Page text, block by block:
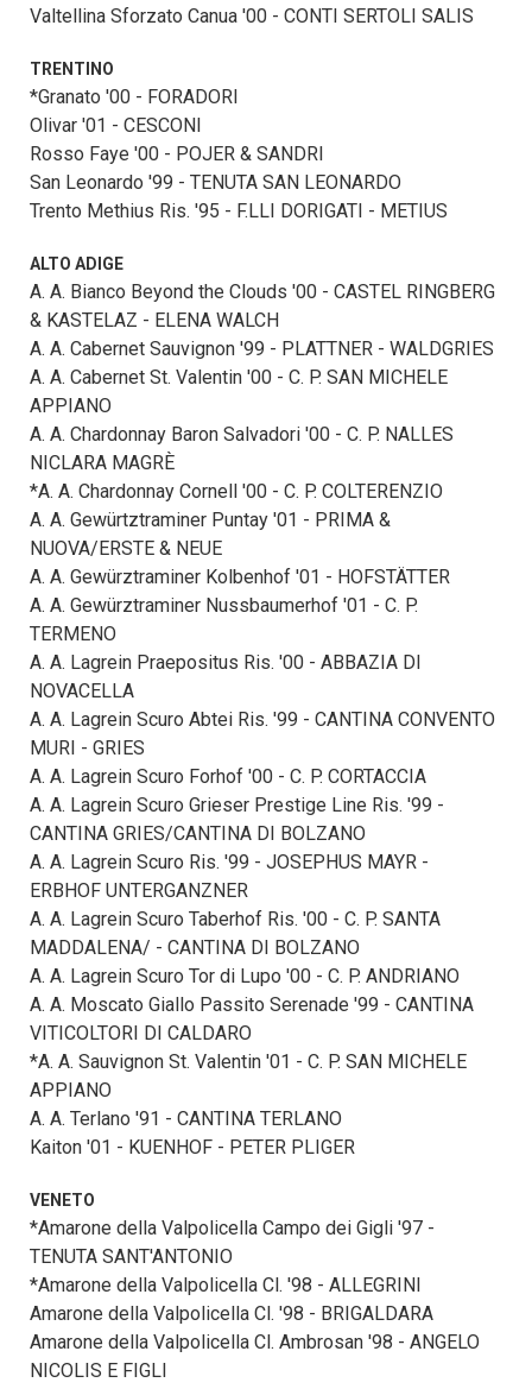
Valtellina Sforzato Canua '00 - CONTI SERTOLI SALIS
TRENTINO
*Granato '00 - FORADORI
Olivar '01 - CESCONI
Rosso Faye '00 - POJER & SANDRI
San Leonardo '99 - TENUTA SAN LEONARDO
Trento Methius Ris. '95 - F.LLI DORIGATI - METIUS
ALTO ADIGE
A. A. Bianco Beyond the Clouds '00 - CASTEL RINGBERG
& KASTELAZ - ELENA WALCH
A. A. Cabernet Sauvignon '99 - PLATTNER - WALDGRIES
A. A. Cabernet St. Valentin '00 - C. P. SAN MICHELE
APPIANO
A. A. Chardonnay Baron Salvadori '00 - C. P. NALLES
NICLARA MAGRÈ
*A. A. Chardonnay Cornell '00 - C. P. COLTERENZIO
A. A. Gewürtztraminer Puntay '01 - PRIMA &
NUOVA/ERSTE & NEUE
A. A. Gewürztraminer Kolbenhof '01 - HOFSTÄTTER
A. A. Gewürztraminer Nussbaumerhof '01 - C. P.
TERMENO
A. A. Lagrein Praepositus Ris. '00 - ABBAZIA DI
NOVACELLA
A. A. Lagrein Scuro Abtei Ris. '99 - CANTINA CONVENTO
MURI - GRIES
A. A. Lagrein Scuro Forhof '00 - C. P. CORTACCIA
A. A. Lagrein Scuro Grieser Prestige Line Ris. '99 -
CANTINA GRIES/CANTINA DI BOLZANO
A. A. Lagrein Scuro Ris. '99 - JOSEPHUS MAYR -
ERBHOF UNTERGANZNER
A. A. Lagrein Scuro Taberhof Ris. '00 - C. P. SANTA
MADDALENA/ - CANTINA DI BOLZANO
A. A. Lagrein Scuro Tor di Lupo '00 - C. P. ANDRIANO
A. A. Moscato Giallo Passito Serenade '99 - CANTINA
VITICOLTORI DI CALDARO
*A. A. Sauvignon St. Valentin '01 - C. P. SAN MICHELE
APPIANO
A. A. Terlano '91 - CANTINA TERLANO
Kaiton '01 - KUENHOF - PETER PLIGER
VENETO
*Amarone della Valpolicella Campo dei Gigli '97 -
TENUTA SANT'ANTONIO
*Amarone della Valpolicella Cl. '98 - ALLEGRINI
Amarone della Valpolicella Cl. '98 - BRIGALDARA
Amarone della Valpolicella Cl. Ambrosan '98 - ANGELO
NICOLIS E FIGLI